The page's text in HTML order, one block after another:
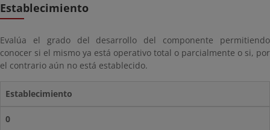
Establecimiento
Evalúa el grado del desarrollo del componente permitiendo
conocer si el mismo ya está operativo total o parcialmente o si, por
el contrario aún no está establecido.
Establecimiento
0